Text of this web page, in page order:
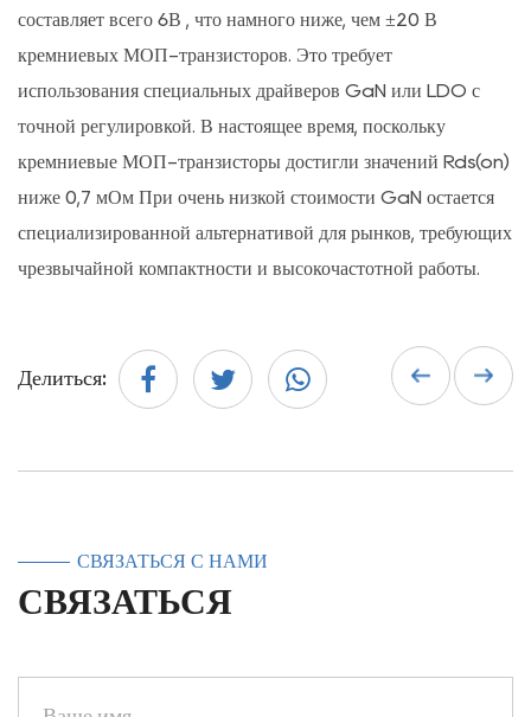
составляет всего 6В , что намного ниже, чем ±20 В
кремниевых МОП-транзисторов. Это требует
использования специальных драйверов GaN или LDO с
точной регулировкой. В настоящее время, поскольку
кремниевые МОП-транзисторы достигли значений Rds(on)
ниже 0,7 мОм При очень низкой стоимости GaN остается
специализированной альтернативой для рынков, требующих
чрезвычайной компактности и высокочастотной работы.
Делиться:
СВЯЗАТЬСЯ С НАМИ
СВЯЗАТЬСЯ